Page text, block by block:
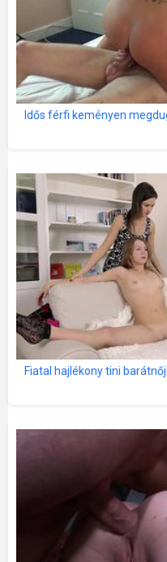
Idős férfi keményen
Fiatal hajlékony tini